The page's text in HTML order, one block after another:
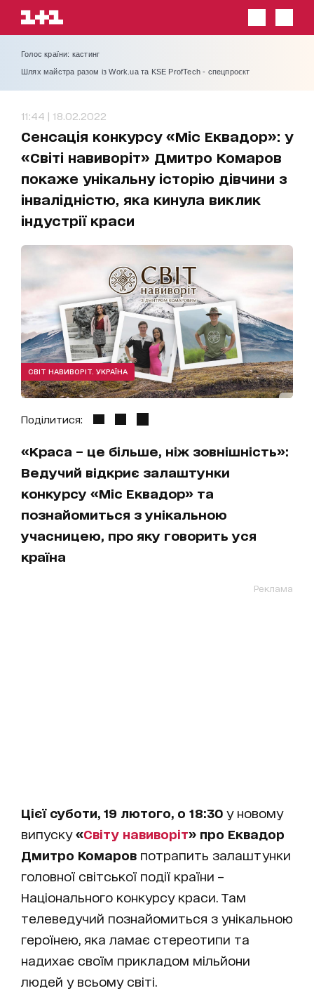
Голос країни: кастинг
Шлях майстра разом із Work.ua та KSE ProfTech - спецпроєкт
11:44 | 18.02.2022
Сенсація конкурсу «Міс Еквадор»: у
«Світі навиворіт» Дмитро Комаров
покаже унікальну історію дівчини з
інвалідністю, яка кинула виклик
індустрії краси
СВІТ НАВИВОРІТ. УКРАЇНА
Поділитися:
«Краса – це більше, ніж зовнішність»:
Ведучий відкриє залаштунки
конкурсу «Міс Еквадор» та
познайомиться з унікальною
учасницею, про яку говорить уся
країна
Реклама
Цієї суботи, 19 лютого, о 18:30 у новому
випуску «Світу навиворіт» про Еквадор
Дмитро Комаров потрапить залаштунки
головної світської події країни –
Національного конкурсу краси. Там
телеведучий познайомиться з унікальною
героїнею, яка ламає стереотипи та
надихає своїм прикладом мільйони
людей у ​​всьому світі.